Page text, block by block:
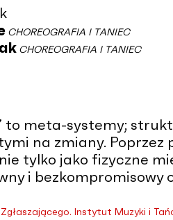
CHOREOGRAFIA I TANIEC
CHOREOGRAFIA I TANIEC
to meta-systemy;
na zmiany.
tylko jako fizyczne
i bezkompromisowy
Zgłaszającego. Instytut Muzyki i